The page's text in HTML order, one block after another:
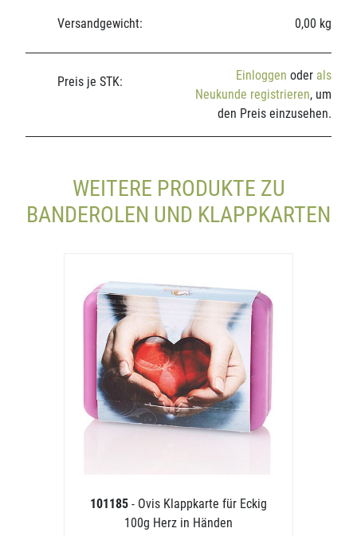
Versandgewicht: 0,00 kg
Preis je STK: Einloggen oder als
Neukunde registrieren, um
den Preis einzusehen.
WEITERE PRODUKTE ZU
BANDEROLEN UND KLAPPKARTEN
101185 - Ovis Klappkarte für Eckig
100g Herz in Händen